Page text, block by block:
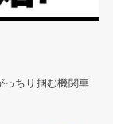
っちり掴む機関車